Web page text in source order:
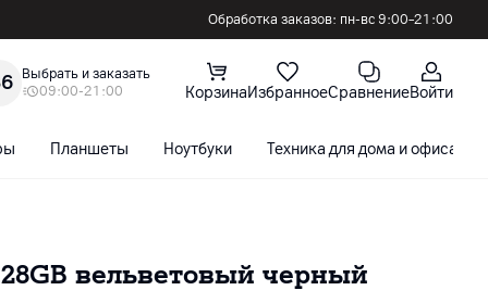
Обработка заказов: пн-вс 9:00–21:00
Выбрать и заказать
09:00-21:00
КорзинаИзбранноеСравнениеВойти
Планшеты Ноутбуки Техника для дома и офиса
вельветовый черный